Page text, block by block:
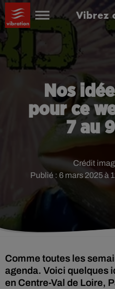
Vibrez
Nos
pour ce
7 au
Publié : 6 mars 2025 à
Crédit
Comme toutes les
agenda. Voici quelques
en Centre-Val de Loire,